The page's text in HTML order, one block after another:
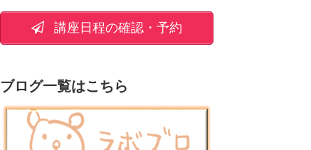
講座日程の確認・予約
ブログ一覧はこちら